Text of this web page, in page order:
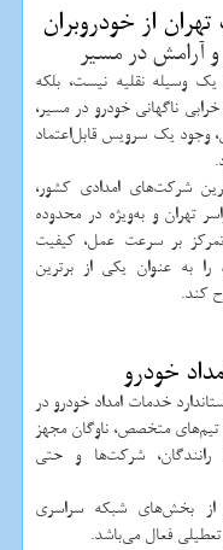
از خودروبران
آرامش در مسیر
وسیله نقلیه نیست، بلکه
ناگهانی خودرو در مسیر،
وجود یک سرویس قابل‌اعتماد
شرکت‌های امدادی کشور،
و به‌ویژه در محدوده
بر سرعت عمل، کیفیت
به عنوان یکی از برترین
کند.
خودرو
خدمات امداد خودرو در
متخصص، ناوگان مجهز
رانندگان، شرکت‌ها و حتی
از بخش‌های شبکه سراسری